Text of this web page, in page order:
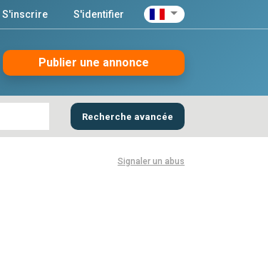
S'inscrire S'identifier
Publier une annonce
Recherche avancée
Signaler un abus